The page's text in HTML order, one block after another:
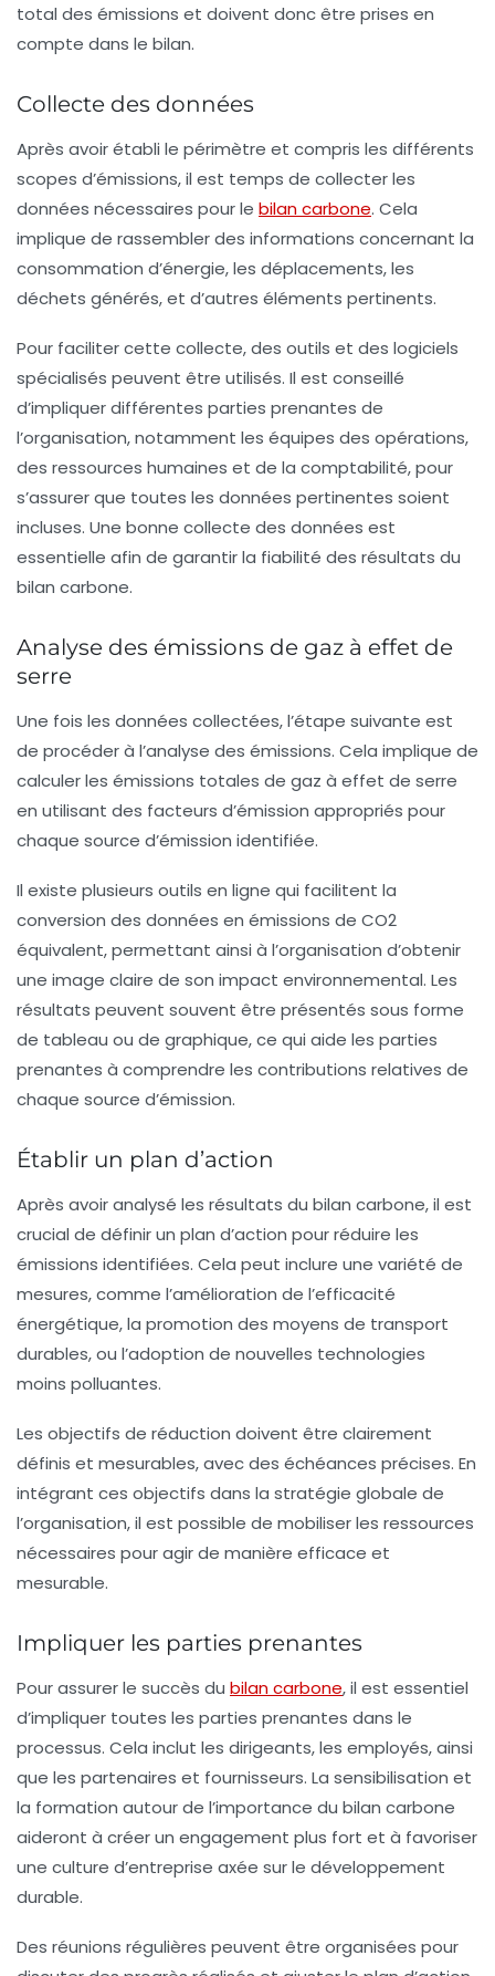
total des émissions et doivent donc être prises en
compte dans le bilan.
Collecte des données
Après avoir établi le périmètre et compris les différents
scopes d’émissions, il est temps de collecter les
données nécessaires pour le bilan carbone. Cela
implique de rassembler des informations concernant la
consommation d’énergie, les déplacements, les
déchets générés, et d’autres éléments pertinents.
Pour faciliter cette collecte, des outils et des logiciels
spécialisés peuvent être utilisés. Il est conseillé
d’impliquer différentes parties prenantes de
l’organisation, notamment les équipes des opérations,
des ressources humaines et de la comptabilité, pour
s’assurer que toutes les données pertinentes soient
incluses. Une bonne collecte des données est
essentielle afin de garantir la fiabilité des résultats du
bilan carbone.
Analyse des émissions de gaz à effet de
serre
Une fois les données collectées, l’étape suivante est
de procéder à l’analyse des émissions. Cela implique de
calculer les émissions totales de gaz à effet de serre
en utilisant des facteurs d’émission appropriés pour
chaque source d’émission identifiée.
Il existe plusieurs outils en ligne qui facilitent la
conversion des données en émissions de CO2
équivalent, permettant ainsi à l’organisation d’obtenir
une image claire de son impact environnemental. Les
résultats peuvent souvent être présentés sous forme
de tableau ou de graphique, ce qui aide les parties
prenantes à comprendre les contributions relatives de
chaque source d’émission.
Établir un plan d’action
Après avoir analysé les résultats du bilan carbone, il est
crucial de définir un plan d’action pour réduire les
émissions identifiées. Cela peut inclure une variété de
mesures, comme l’amélioration de l’efficacité
énergétique, la promotion des moyens de transport
durables, ou l’adoption de nouvelles technologies
moins polluantes.
Les objectifs de réduction doivent être clairement
définis et mesurables, avec des échéances précises. En
intégrant ces objectifs dans la stratégie globale de
l’organisation, il est possible de mobiliser les ressources
nécessaires pour agir de manière efficace et
mesurable.
Impliquer les parties prenantes
Pour assurer le succès du bilan carbone, il est essentiel
d’impliquer toutes les parties prenantes dans le
processus. Cela inclut les dirigeants, les employés, ainsi
que les partenaires et fournisseurs. La sensibilisation et
la formation autour de l’importance du bilan carbone
aideront à créer un engagement plus fort et à favoriser
une culture d’entreprise axée sur le développement
durable.
Des réunions régulières peuvent être organisées pour